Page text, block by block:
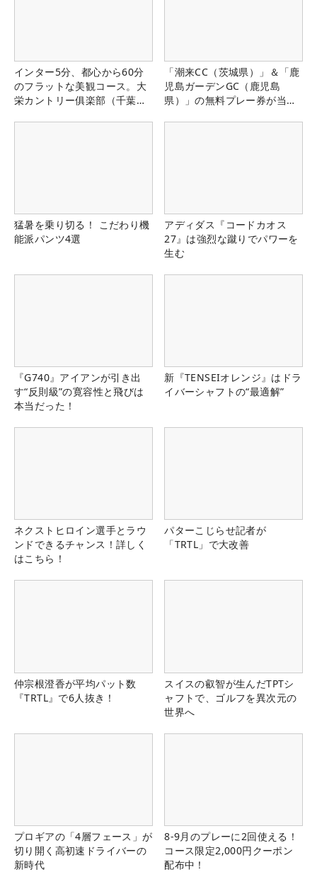
インター5分、都心から60分
のフラットな美観コース。大
栄カントリー俱楽部（千葉
「潮来CC（茨城県）」＆「鹿
児島ガーデンGC（鹿児島
県）」の無料プレー券が当た
猛暑を乗り切る！ こだわり機
能派パンツ4選
アディダス『コードカオス
27』は強烈な蹴りでパワーを
生む
『G740』アイアンが引き出
す“反則級”の寛容性と飛びは
本当だった！
新『TENSEIオレンジ』はドラ
イバーシャフトの“最適解”
ネクストヒロイン選手とラウ
ンドできるチャンス！詳しく
はこちら！
パターこじらせ記者が
「TRTL」で大改善
仲宗根澄香が平均パット数
『TRTL』で6人抜き！
スイスの叡智が生んだTPTシ
ャフトで、ゴルフを異次元の
世界へ
プロギアの「4層フェース」が
切り開く高初速ドライバーの
新時代
8-9月のプレーに2回使える！
コース限定2,000円クーポン
配布中！